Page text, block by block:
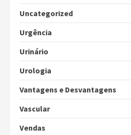
Uncategorized
Urgência
Urinário
Urologia
Vantagens e Desvantagens
Vascular
Vendas